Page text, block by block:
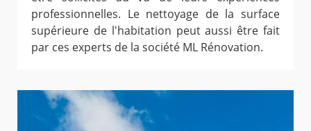
professionnelles. Le nettoyage de la surface
supérieure de l'habitation peut aussi être fait
par ces experts de la société ML Rénovation.